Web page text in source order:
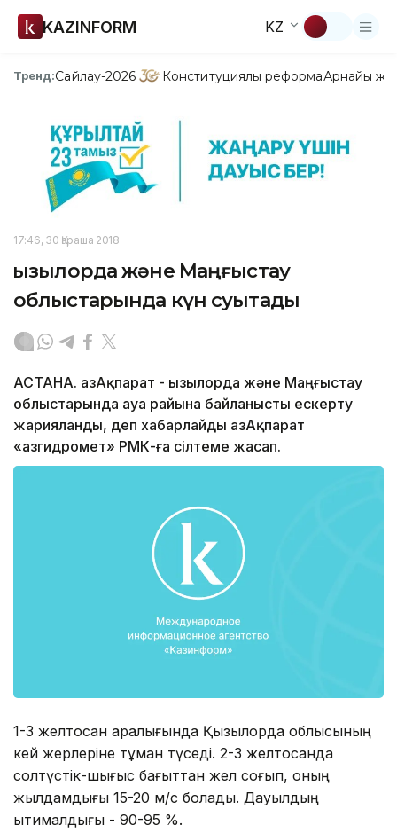
KAZINFORM KZ
Тренд:Сайлау-2026 Конституциялық реформаАрнайы
17:46, 30 Қараша 2018
Қызылорда және Маңғыстау
облыстарында күн суытады
АСТАНА. ҚазАқпарат - Қызылорда және Маңғыстау
облыстарында ауа райына байланысты ескерту
жарияланды, деп хабарлайды ҚазАқпарат
«Қазгидромет» РМК-ға сілтеме жасап.
1-3 желтоқсан аралығында Қызылорда облысының
кей жерлеріне тұман түседі. 2-3 желтоқсанда
солтүстік-шығыс бағыттан жел соғып, оның
жылдамдығы 15-20 м/с болады. Дауылдың
ықтималдығы - 90-95 %.